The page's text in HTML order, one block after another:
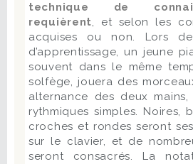
technique de
requièrent, et selon les
acquises ou non. Lors
d’apprentissage, un jeune
souvent dans le même
solfège, jouera des
alternance des deux
rythmiques simples. Noires,
croches et rondes seront
sur le clavier, et de
seront consacrés. La